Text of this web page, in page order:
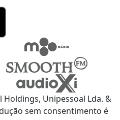
Unipessoal Lda. &
sem consentimento é